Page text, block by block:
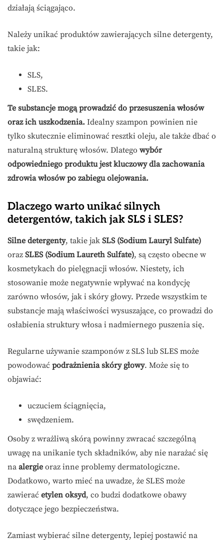
działają ściągająco.
Należy unikać produktów zawierających silne detergenty,
takie jak:
SLS,
SLES.
Te substancje mogą prowadzić do przesuszenia włosów
oraz ich uszkodzenia. Idealny szampon powinien nie
tylko skutecznie eliminować resztki oleju, ale także dbać o
naturalną strukturę włosów. Dlatego wybór
odpowiedniego produktu jest kluczowy dla zachowania
zdrowia włosów po zabiegu olejowania.
Dlaczego warto unikać silnych
detergentów, takich jak SLS i SLES?
Silne detergenty, takie jak SLS (Sodium Lauryl Sulfate)
oraz SLES (Sodium Laureth Sulfate), są często obecne w
kosmetykach do pielęgnacji włosów. Niestety, ich
stosowanie może negatywnie wpływać na kondycję
zarówno włosów, jak i skóry głowy. Przede wszystkim te
substancje mają właściwości wysuszające, co prowadzi do
osłabienia struktury włosa i nadmiernego puszenia się.
Regularne używanie szamponów z SLS lub SLES może
powodować podrażnienia skóry głowy. Może się to
objawiać:
uczuciem ściągnięcia,
swędzeniem.
Osoby z wrażliwą skórą powinny zwracać szczególną
uwagę na unikanie tych składników, aby nie narażać się
na alergie oraz inne problemy dermatologiczne.
Dodatkowo, warto mieć na uwadze, że SLES może
zawierać etylen oksyd, co budzi dodatkowe obawy
dotyczące jego bezpieczeństwa.
Zamiast wybierać silne detergenty, lepiej postawić na